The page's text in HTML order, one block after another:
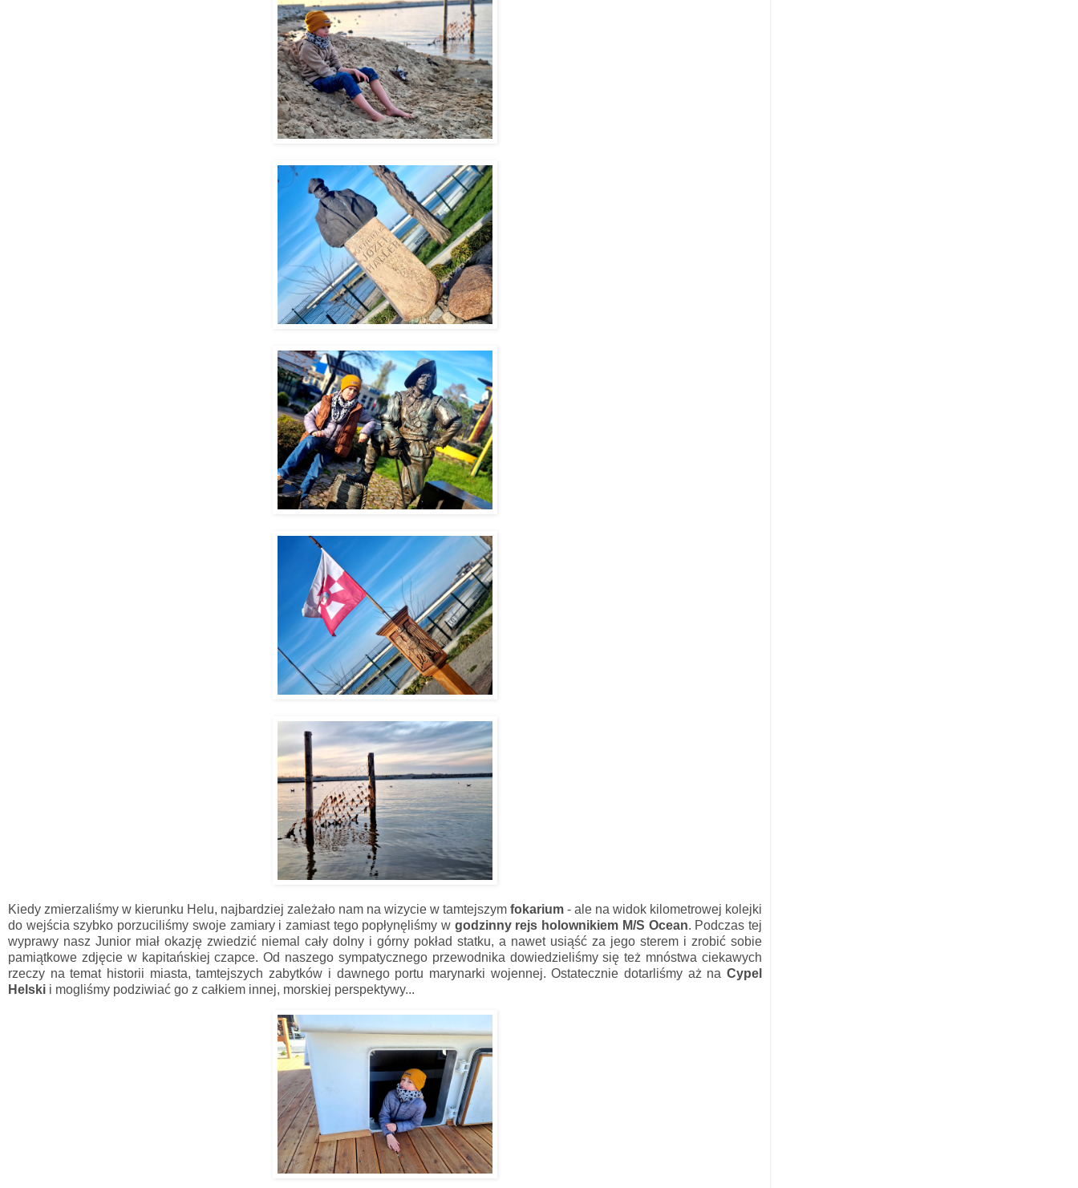
Kiedy zmierzaliśmy w kierunku Helu, najbardziej zależało nam na wizycie w tamtejszym fokarium - ale na widok kilometrowej kolejki
do wejścia szybko porzuciliśmy swoje zamiary i zamiast tego popłynęliśmy w godzinny rejs holownikiem M/S Ocean. Podczas tej
wyprawy nasz Junior miał okazję zwiedzić niemal cały dolny i górny pokład statku, a nawet usiąść za jego sterem i zrobić sobie
pamiątkowe zdjęcie w kapitańskiej czapce. Od naszego sympatycznego przewodnika dowiedzieliśmy się też mnóstwa ciekawych
rzeczy na temat historii miasta, tamtejszych zabytków i dawnego portu marynarki wojennej. Ostatecznie dotarliśmy aż na Cypel
Helski i mogliśmy podziwiać go z całkiem innej, morskiej perspektywy...